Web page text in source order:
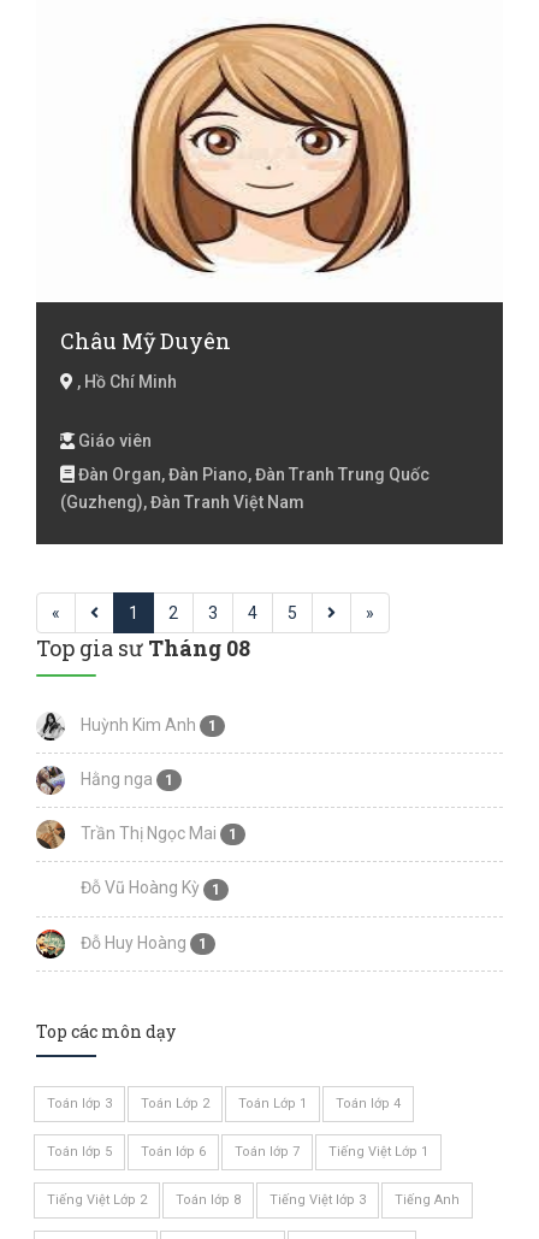
Châu Mỹ Duyên
, Hồ Chí Minh
Giáo viên
Đàn Organ, Đàn Piano, Đàn Tranh Trung Quốc
(Guzheng), Đàn Tranh Việt Nam
« 1 2 3 4 5 »
Top gia sư Tháng 08
Huỳnh Kim Anh 1
Hằng nga 1
Trần Thị Ngọc Mai 1
Đỗ Vũ Hoàng Kỳ 1
Đỗ Huy Hoàng 1
Top các môn dạy
Toán lớp 3 Toán Lớp 2 Toán Lớp 1 Toán lớp 4
Toán lớp 5 Toán lớp 6 Toán lớp 7 Tiếng Việt Lớp 1
Tiếng Việt Lớp 2 Toán lớp 8 Tiếng Việt lớp 3 Tiếng Anh